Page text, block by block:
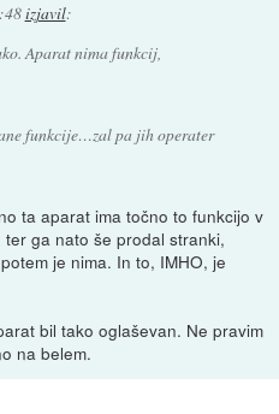
izjavil:
Aparat nima funkcij,
funkcije…zal pa jih operater
ta aparat ima točno to funkcijo v
ga nato še prodal stranki,
je nima. In to, IMHO, je
bil tako oglaševan. Ne pravim
na belem.